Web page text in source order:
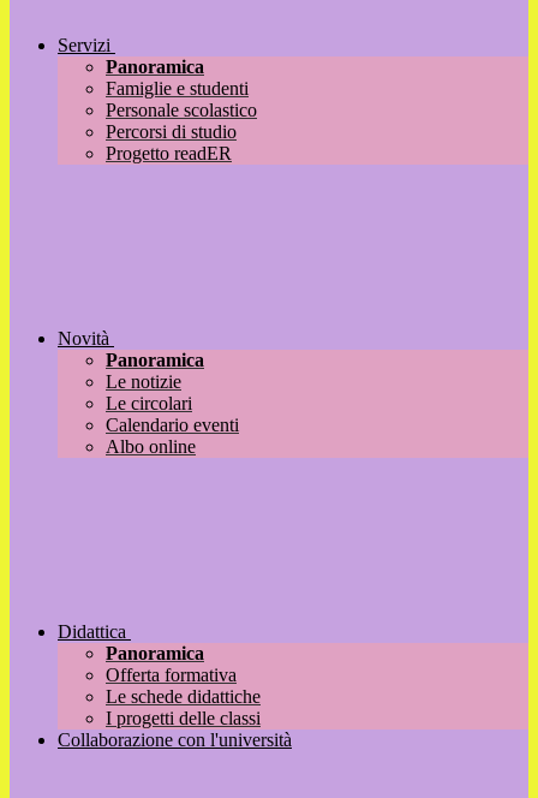
Servizi
Panoramica
Famiglie e studenti
Personale scolastico
Percorsi di studio
Progetto readER
Novità
Panoramica
Le notizie
Le circolari
Calendario eventi
Albo online
Didattica
Panoramica
Offerta formativa
Le schede didattiche
I progetti delle classi
Collaborazione con l'università